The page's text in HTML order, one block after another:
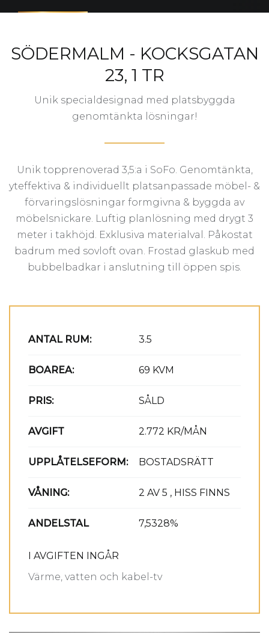
SÖDERMALM - KOCKSGATAN
23, 1 TR
Unik specialdesignad med platsbyggda
genomtänkta lösningar!
Unik topprenoverad 3,5:a i SoFo. Genomtänkta,
yteffektiva & individuellt platsanpassade möbel- &
förvaringslösningar formgivna & byggda av
möbelsnickare. Luftig planlösning med drygt 3
meter i takhöjd. Exklusiva materialval. Påkostat
badrum med sovloft ovan. Frostad glaskub med
bubbelbadkar i anslutning till öppen spis.
ANTAL RUM: 3.5
BOAREA: 69 KVM
PRIS: SÅLD
AVGIFT 2.772 KR/MÅN
UPPLÅTELSEFORM: BOSTADSRÄTT
VÅNING: 2 AV 5 , HISS FINNS
ANDELSTAL 7,5328%
I AVGIFTEN INGÅR
Värme, vatten och kabel-tv